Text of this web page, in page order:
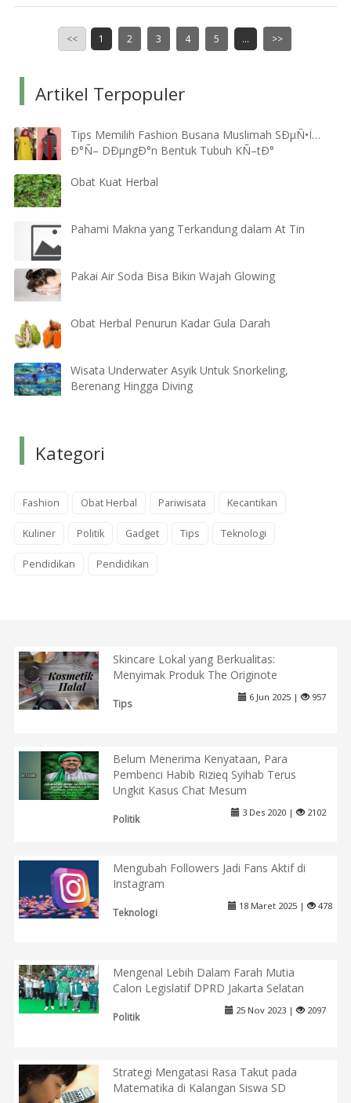
<< 1 2 3 4 5 ... >>
Artikel Terpopuler
Tips Memilih Fashion Busana Muslimah SÐµÑ•Ï…
Ð°Ñ– DÐµngÐ°n Bentuk Tubuh KÑ–tÐ°
Obat Kuat Herbal
Pahami Makna yang Terkandung dalam At Tin
Pakai Air Soda Bisa Bikin Wajah Glowing
Obat Herbal Penurun Kadar Gula Darah
Wisata Underwater Asyik Untuk Snorkeling,
Berenang Hingga Diving
Kategori
Fashion Obat Herbal Pariwisata Kecantikan
Kuliner Politik Gadget Tips Teknologi
Pendidikan Pendidikan
Skincare Lokal yang Berkualitas:
Menyimak Produk The Originote
Tips
6 Jun 2025 | 957
Belum Menerima Kenyataan, Para
Pembenci Habib Rizieq Syihab Terus
Ungkit Kasus Chat Mesum
Politik
3 Des 2020 | 2102
Mengubah Followers Jadi Fans Aktif di
Instagram
Teknologi
18 Maret 2025 | 478
Mengenal Lebih Dalam Farah Mutia
Calon Legislatif DPRD Jakarta Selatan
Politik
25 Nov 2023 | 2097
Strategi Mengatasi Rasa Takut pada
Matematika di Kalangan Siswa SD